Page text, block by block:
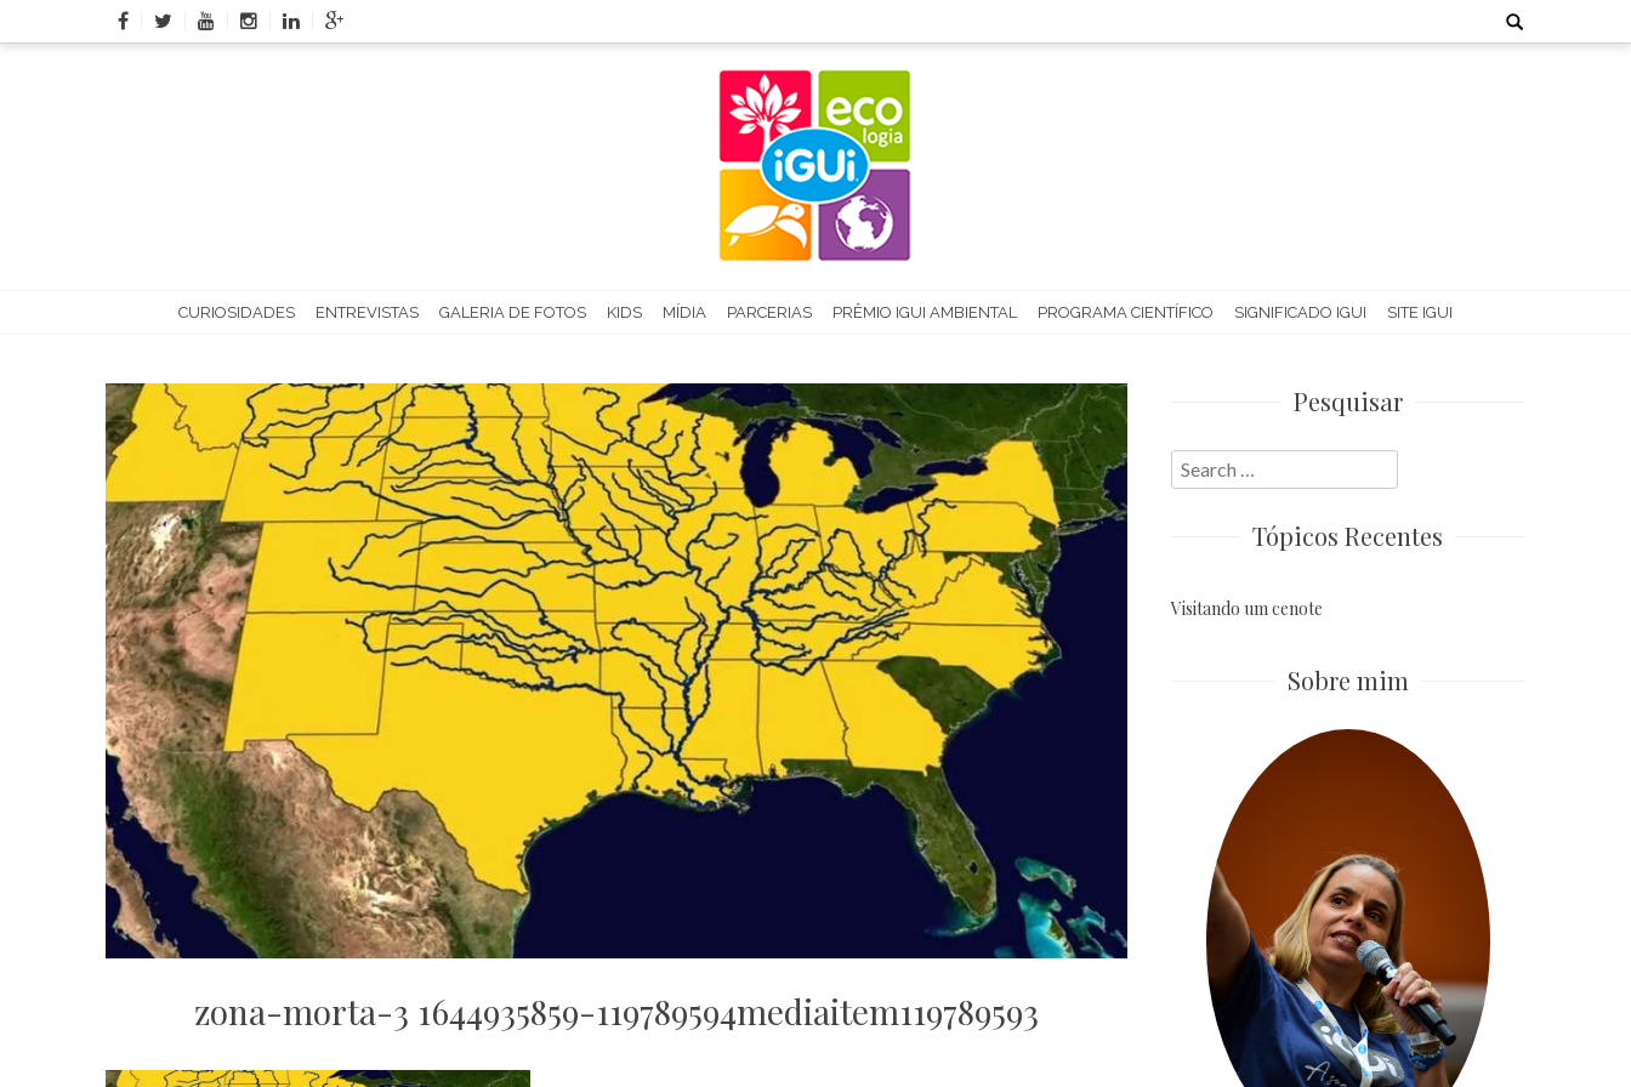
to
Search
for:
CURIOSIDADES ENTREVISTAS GALERIA DE FOTOS KIDS MÍDIA PARCERIAS PRÊMIO IGUI AMBIENTAL PROGRAMA CIENTÍFICO SIGNIFICADO IGUI SITE IGUI
zona-morta-3 1644935859-119789594mediaitem119789593
Pesquisar
Search
for:
Tópicos Recentes
Visitando um cenote
Sobre mim